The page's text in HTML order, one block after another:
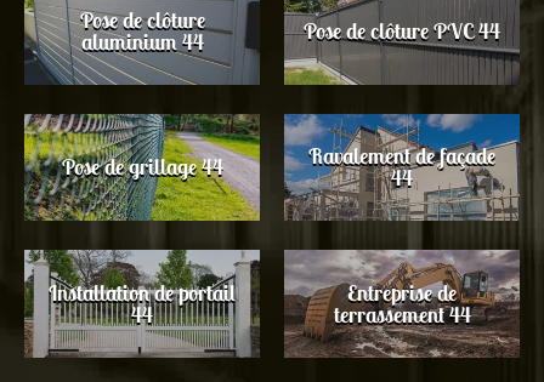
Pose de clôture
aluminium 44 Pose de clôture PVC 44
Pose de grillage 44 Ravalement de façade
44
Installation de portail
44
Entreprise de
terrassement 44